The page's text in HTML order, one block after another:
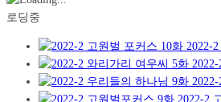
로딩중
2022-
2022-2